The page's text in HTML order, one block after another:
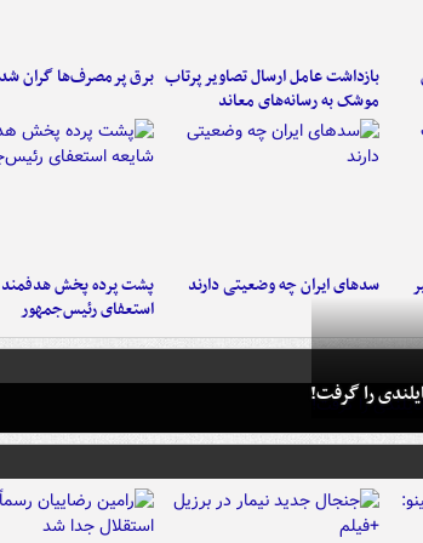
بازداشت عامل ارسال تصاویر پرتاب
موشک به رسانه‌های معاند
برق پرمصرف‌ها گران شد
سدهای ایران چه وضعیتی دارند
پشت پرده پخش هدفمند
استعفای رئیس‌جمهور
را گرفت!